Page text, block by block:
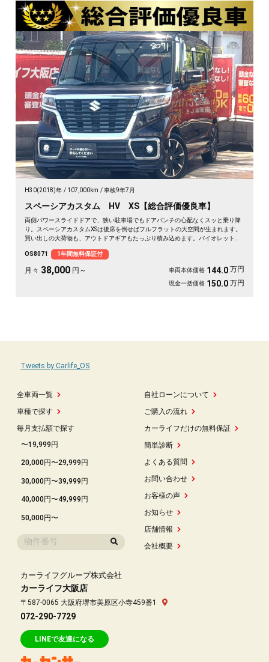
H30(2018)年 107,000km 車検9年7月
スペーシアカスタム HV XS【総合評価優良車】
両側パワースライドドアで、狭い駐車場でもドアパンチの心配なくスッと乗り降
り。スペーシアカスタムXSは後席を倒せばフルフラットの大空間が生まれます。
買い出しの大荷物も、アウトドアギアもたっぷり積み込めます。バイオレットの
クテーブルで、長距離移動も快適に過ごせます。休日の遠出が待ち遠しくなりま
すよ。安心してお乗りいただける《1年保証付》です🚗✨💺🙌😊
OS8071 1年間無料保証付
月々 38,000 円～ 車両本体価格 144.0 万円
現金一括価格 150.0 万円
全車両一覧
車種で探す
毎月支払額で探す
〜19,999円
20,000円〜29,999円
30,000円〜39,999円
40,000円〜49,999円
50,000円〜
自社ローンについて
ご購入の流れ
カーライフだけの無料保証
簡単診断
よくある質問
お問い合わせ
お客様の声
お知らせ
店舗情報
会社概要
Tweets by Carlife_OS
カーライフグループ株式会社
カーライフ大阪店
〒587-0065 大阪府堺市美原区小寺459番1
072-290-7729
LINEで友達になる